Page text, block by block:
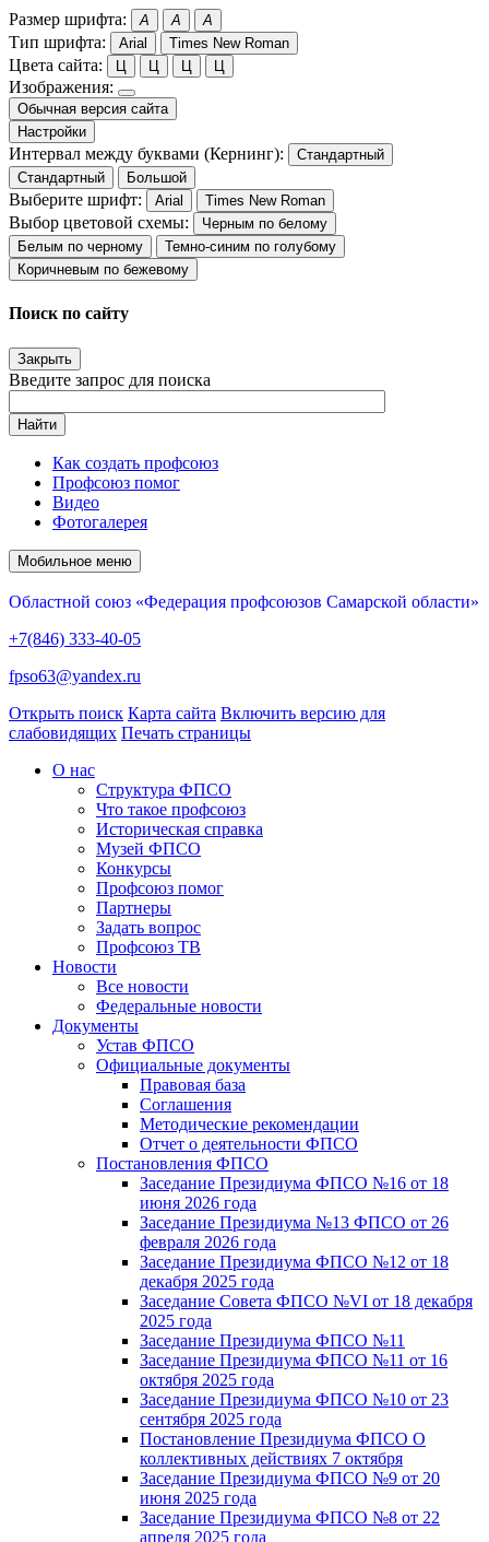
Размер шрифта: A A A
Тип шрифта: Arial Times New Roman
Цвета сайта: Ц Ц Ц Ц
Изображения:
Обычная версия сайта
Настройки
Интервал между буквами (Кернинг):
Стандартный
Стандартный
Большой
Выберите шрифт: Arial Times New Roman
Выбор цветовой схемы:
Черным по белому
Белым по черному
Темно-синим по голубому
Коричневым по бежевому
Поиск по сайту
Закрыть
Введите запрос для поиска
Найти
Как создать профсоюз
Профсоюз помог
Видео
Фотогалерея
Мобильное меню
Областной союз «Федерация профсоюзов Самарской области»
+7(846) 333-40-05
fpso63@yandex.ru
Открыть поиск Карта сайта Включить версию для
слабовидящих Печать страницы
О нас
Структура ФПСО
Что такое профсоюз
Историческая справка
Музей ФПСО
Конкурсы
Профсоюз помог
Партнеры
Задать вопрос
Профсоюз ТВ
Новости
Все новости
Федеральные новости
Документы
Устав ФПСО
Официальные документы
Правовая база
Соглашения
Методические рекомендации
Отчет о деятельности ФПСО
Постановления ФПСО
Заседание Президиума ФПСО №16 от 18
июня 2026 года
Заседание Президиума №13 ФПСО от 26
февраля 2026 года
Заседание Президиума ФПСО №12 от 18
декабря 2025 года
Заседание Совета ФПСО №VI от 18 декабря
2025 года
Заседание Президиума ФПСО №11
Заседание Президиума ФПСО №11 от 16
октября 2025 года
Заседание Президиума ФПСО №10 от 23
сентября 2025 года
Постановление Президиума ФПСО О
коллективных действиях 7 октября
Заседание Президиума ФПСО №9 от 20
июня 2025 года
Заседание Президиума ФПСО №8 от 22
апреля 2025 года